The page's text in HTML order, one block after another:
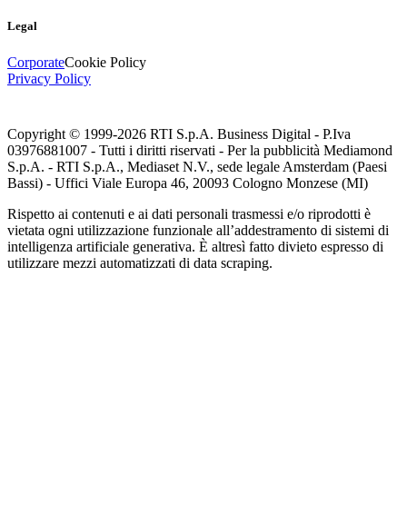
Legal
CorporateCookie Policy
Privacy Policy
Copyright © 1999-2026 RTI S.p.A. Business Digital - P.Iva
03976881007 - Tutti i diritti riservati - Per la pubblicità Mediamond
S.p.A. - RTI S.p.A., Mediaset N.V., sede legale Amsterdam (Paesi
Bassi) - Uffici Viale Europa 46, 20093 Cologno Monzese (MI)
Rispetto ai contenuti e ai dati personali trasmessi e/o riprodotti è
vietata ogni utilizzazione funzionale all’addestramento di sistemi di
intelligenza artificiale generativa. È altresì fatto divieto espresso di
utilizzare mezzi automatizzati di data scraping.